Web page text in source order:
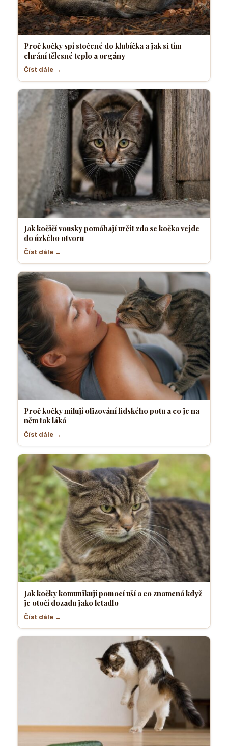
Proč kočky spí stočené do klubíčka a jak si tím
chrání tělesné teplo a orgány
Číst dále →
Jak kočičí vousky pomáhají určit zda se kočka vejde
do úzkého otvoru
Číst dále →
Proč kočky milují olizování lidského potu a co je na
něm tak láká
Číst dále →
Jak kočky komunikují pomocí uší a co znamená když
je otočí dozadu jako letadlo
Číst dále →